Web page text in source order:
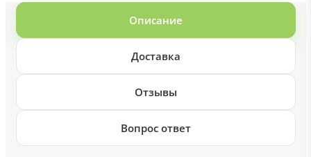
Описание
Доставка
Отзывы
Вопрос ответ